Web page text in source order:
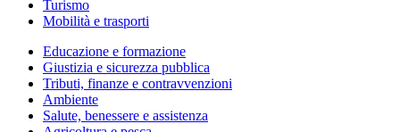
Turismo
Mobilità e trasporti
Educazione e formazione
Giustizia e sicurezza pubblica
Tributi, finanze e contravvenzioni
Ambiente
Salute, benessere e assistenza